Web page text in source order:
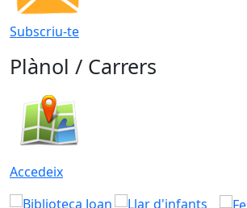
Subscriu-te
Plànol / Carrers
Accedeix